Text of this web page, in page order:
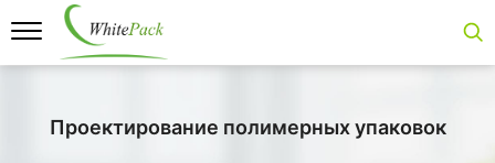
Проектирование полимерных упаковок